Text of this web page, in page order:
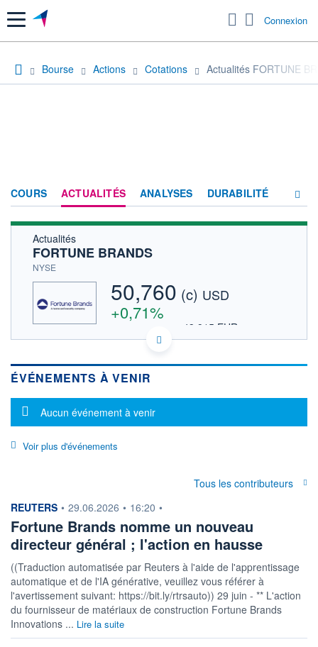
Menu Connexion
Bourse Actions Cotations Actualités FORTUNE
COURS ACTUALITÉS ANALYSES DURABILITÉ
HISTORIQUE
ACTIONNAIRES
Actualités
FORTUNE BRANDS
NYSE
50,760 (c) USD
+0,71%
43,915 EUR
DONNÉES TEMPS DIFFÉRÉ
Politique d'exécution
50
OUVERTURE
0,000
CLÔTURE VEILLE
50,400
52,025 50,380
VOLUME
1 226 080 1,03%
VALORISATION
6 059 MUSD
CAPI.
6 062 MUSD
ÉVÉNEMENTS À VENIR
Message d'information
Aucun événement à venir
Voir plus d'événements
Tous les contributeurs
information fournie par
REUTERS • 29.06.2026 • 16:20 •
Fortune Brands nomme un nouveau
directeur général ; l'action en hausse
((Traduction automatisée par Reuters à l'aide de l'apprentissage
automatique et de l'IA générative, veuillez vous référer à
l'avertissement suivant: https://bit.ly/rtrsauto)) 29 juin - ** L'action
du fournisseur de matériaux de construction Fortune Brands
Innovations ... Lire la suite